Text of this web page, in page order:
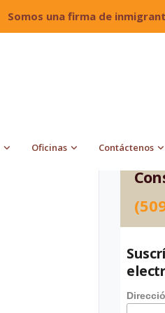
Somos una firma de
Oficinas Contáctenos